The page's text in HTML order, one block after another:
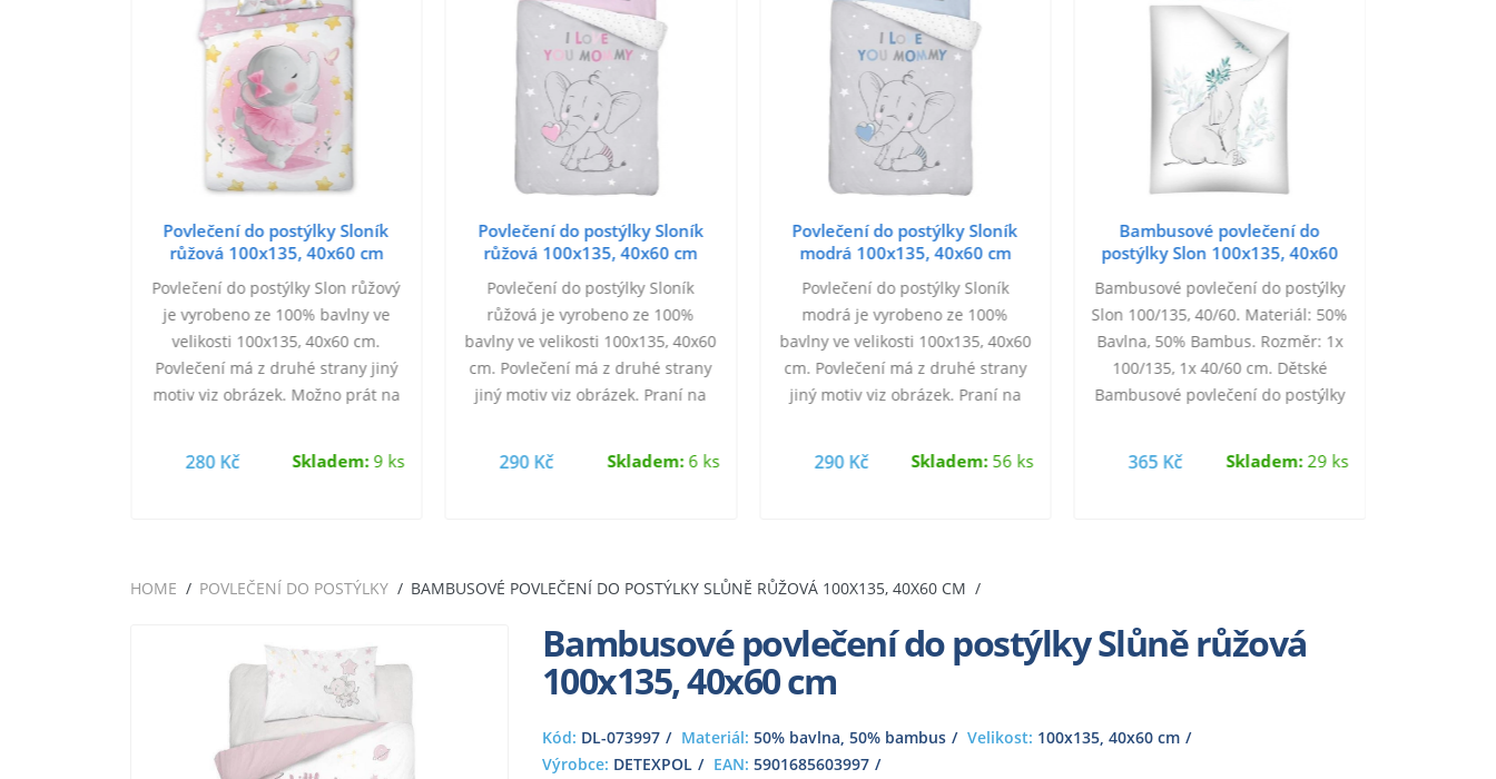
Povlečení do postýlky Sloník
růžová 100x135, 40x60 cm
Povlečení do postýlky Slon růžový
je vyrobeno ze 100% bavlny ve
velikosti 100x135, 40x60 cm.
Povlečení má z druhé strany jiný
motiv viz obrázek. Možno prát na
280 Kč Skladem:9 ks
Povlečení do postýlky Sloník
růžová 100x135, 40x60 cm
Povlečení do postýlky Sloník
růžová je vyrobeno ze 100%
bavlny ve velikosti 100x135, 40x60
cm. Povlečení má z druhé strany
jiný motiv viz obrázek. Praní na
290 Kč Skladem:6 ks
Povlečení do postýlky Sloník
modrá 100x135, 40x60 cm
Povlečení do postýlky Sloník
modrá je vyrobeno ze 100%
bavlny ve velikosti 100x135, 40x60
cm. Povlečení má z druhé strany
jiný motiv viz obrázek. Praní na
290 Kč Skladem:56 ks
Bambusové povlečení do
postýlky Slon 100x135, 40x60
Bambusové povlečení do postýlky
Slon 100/135, 40/60. Materiál: 50%
Bavlna, 50% Bambus. Rozměr: 1x
100/135, 1x 40/60 cm. Dětské
Bambusové povlečení do postýlky
365 Kč Skladem:29 ks
HOME POVLEČENÍ DO POSTÝLKY BAMBUSOVÉ POVLEČENÍ DO POSTÝLKY SLŮNĚ RŮŽOVÁ 100X135, 40X60 CM
Bambusové povlečení do postýlky Slůně růžová
100x135, 40x60 cm
Kód: DL-073997 Materiál: 50% bavlna, 50% bambus Velikost: 100x135, 40x60 cm
Výrobce: DETEXPOL EAN: 5901685603997